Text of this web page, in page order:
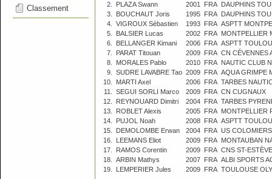
Classement 2. PLAZA Swann 2001 FRA DAUPHINS
3.
BOUCHAUT Joris 1995 FRA DAUPHINS
4.
VIGROUX Sébastien 1993 FRA ASPTT
5.
BALSIER Lucas 2002 FRA MONTPELLIER
6.
BELLANGER Kimani 2006 FRA ASPTT
7.
PARAT Titouan 2009 FRA CN CÉVENNES
8.
MORALES Pablo 2010 FRA NAUTIC CLUB
9.
SUDRE LAVABRE Tao 2009 FRA AQUA GRIMPE
10.
MARTI Axel 2006 FRA TARBES
11.
SEGUI SORLI Marco 2009 FRA CN CUGNAUX
12.
REYNOUARD Dimitri 2004 FRA TARBES
13.
ROBLET Alexis 2005 FRA MONTPELLIER
14.
PUJOL Noah 2008 FRA ASPTT
15.
DEMOLOMBE Erwan 2004 FRA US
16.
LEEMANS Eliot 2009 FRA MONTAUBAN
17.
RAMOS Corentin 2009 FRA CNS ST-ESTÈVE
18.
ARBIN Mathys 2007 FRA ALBI SPORTS
19.
LEMPERIER Jules 2009 FRA TOULOUSE